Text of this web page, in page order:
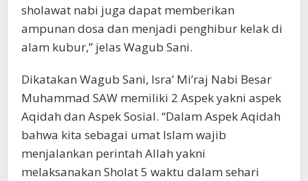
sholawat nabi juga dapat memberikan
ampunan dosa dan menjadi penghibur kelak di
alam kubur,” jelas Wagub Sani.
Dikatakan Wagub Sani, Isra’ Mi’raj Nabi Besar
Muhammad SAW memiliki 2 Aspek yakni aspek
Aqidah dan Aspek Sosial. “Dalam Aspek Aqidah
bahwa kita sebagai umat Islam wajib
menjalankan perintah Allah yakni
melaksanakan Sholat 5 waktu dalam sehari